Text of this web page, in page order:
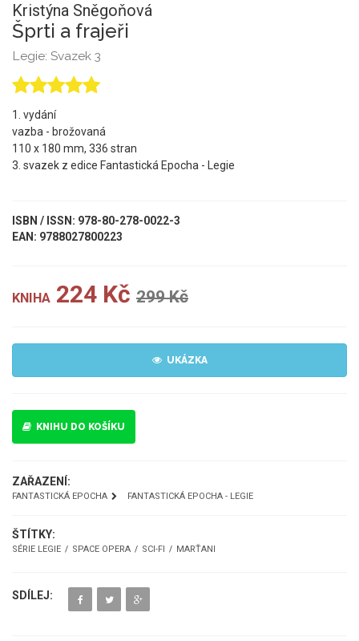
Kristýna Sněgoňová
Šprti a frajeři
Legie: Svazek 3
1. vydání
vazba - brožovaná
110 x 180 mm, 336 stran
3. svazek z edice Fantastická Epocha - Legie
ISBN / ISSN: 978-80-278-0022-3
EAN: 9788027800223
KNIHA 224 Kč 299 Kč
UKÁZKA
KNIHU DO KOŠÍKU
ZAŘAZENÍ:
FANTASTICKÁ EPOCHA FANTASTICKÁ EPOCHA - LEGIE
ŠTÍTKY:
SÉRIE LEGIE SPACE OPERA SCI-FI MARŤANI
SDÍLEJ: